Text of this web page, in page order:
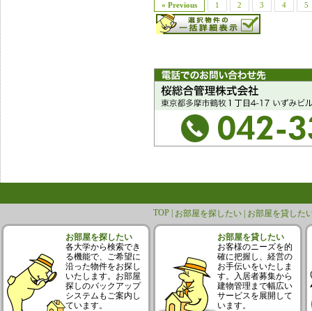
« Previous 1 2 3 4 5
TOP | お部屋を探したい | お部屋を貸した
お部屋を探したい
各大学から検索でき
る機能で、ご希望に
沿った物件をお探し
いたします。お部屋
探しのバックアップ
システムもご案内し
ています。
お部屋を貸したい
お客様のニーズを的
確に把握し、経営の
お手伝いをいたしま
す。入居者募集から
建物管理まで幅広い
サービスを展開して
います。